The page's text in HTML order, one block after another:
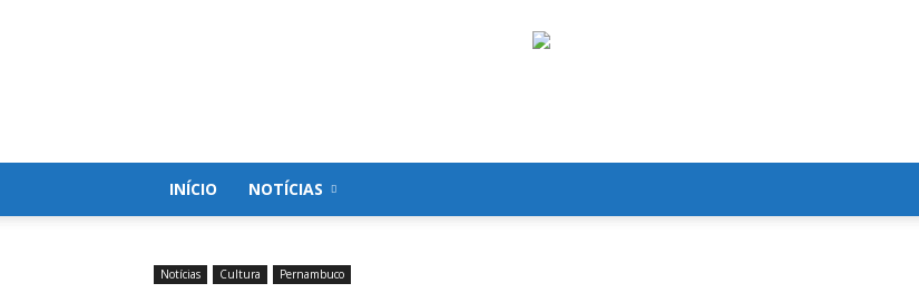
INÍCIO NOTÍCIAS
Notícias Cultura Pernambuco